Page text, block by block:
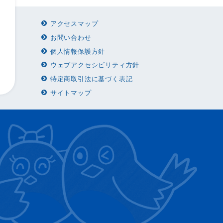
アクセスマップ
お問い合わせ
個人情報保護方針
ウェブアクセシビリティ方針
特定商取引法に基づく表記
サイトマップ